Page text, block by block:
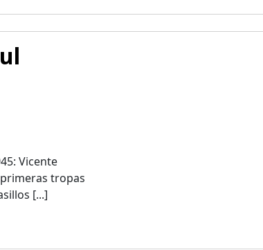
Vicente
tropas
[...]